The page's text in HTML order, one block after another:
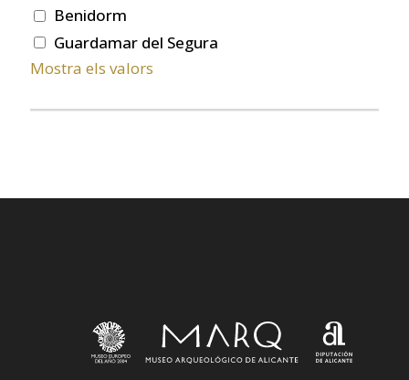
Benidorm
Guardamar del Segura
Mostra els valors